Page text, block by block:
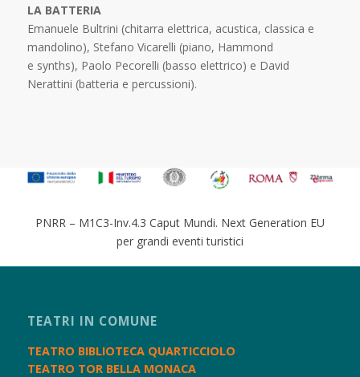
LA BATTERIA
Emanuele Bultrini (chitarra elettrica, acustica, classica e
mandolino), Stefano Vicarelli (piano, Hammond
e synths), Paolo Pecorelli (basso elettrico) e David
Nerattini (batteria e percussioni).
PNRR – M1C3-Inv.4.3 Caput Mundi. Next Generation EU
per grandi eventi turistici
TEATRI IN COMUNE
TEATRO BIBLIOTECA QUARTICCIOLO
TEATRO TOR BELLA MONACA